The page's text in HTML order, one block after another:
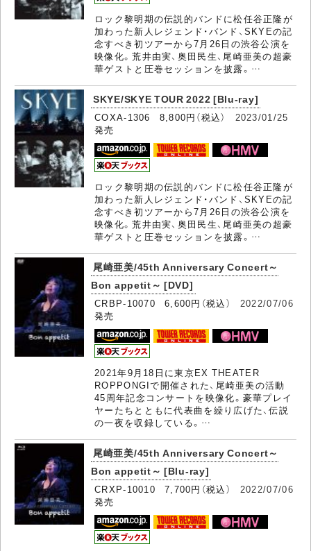
ロック黎明期の伝説的バンドに松任谷正隆が
加わった新人レジェンド・バンド、SKYEの記
念すべき初ツアーから7月26日の渋谷公演を
映像化。荒井由実、奥田民生、尾崎亜美の超豪
華ゲストと圧巻セッションを披露。…
SKYE/SKYE TOUR 2022 [Blu-ray]
COXA-1306 8,800円（税込） 2023/01/25
発売
ロック黎明期の伝説的バンドに松任谷正隆が
加わった新人レジェンド・バンド、SKYEの記
念すべき初ツアーから7月26日の渋谷公演を
映像化。荒井由実、奥田民生、尾崎亜美の超豪
華ゲストと圧巻セッションを披露。…
尾崎亜美/45th Anniversary Concert～
Bon appetit～ [DVD]
CRBP-10070 6,600円（税込） 2022/07/06
発売
2021年9月18日に東京EX THEATER
ROPPONGIで開催された、尾崎亜美の活動
45周年記念コンサートを映像化。豪華プレイ
ヤーたちとともに代表曲を繰り広げた、伝説
の一夜を収録している。…
尾崎亜美/45th Anniversary Concert～
Bon appetit～ [Blu-ray]
CRXP-10010 7,700円（税込） 2022/07/06
発売